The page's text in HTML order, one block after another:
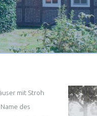
mit Stroh
des